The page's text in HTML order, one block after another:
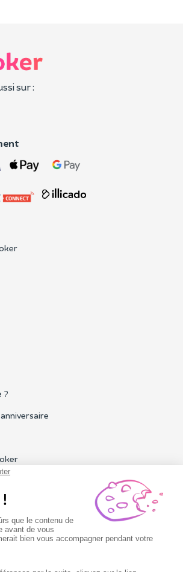
sur :
?
professionnels
ouvert du lundi au vendredi de 9h à 18h